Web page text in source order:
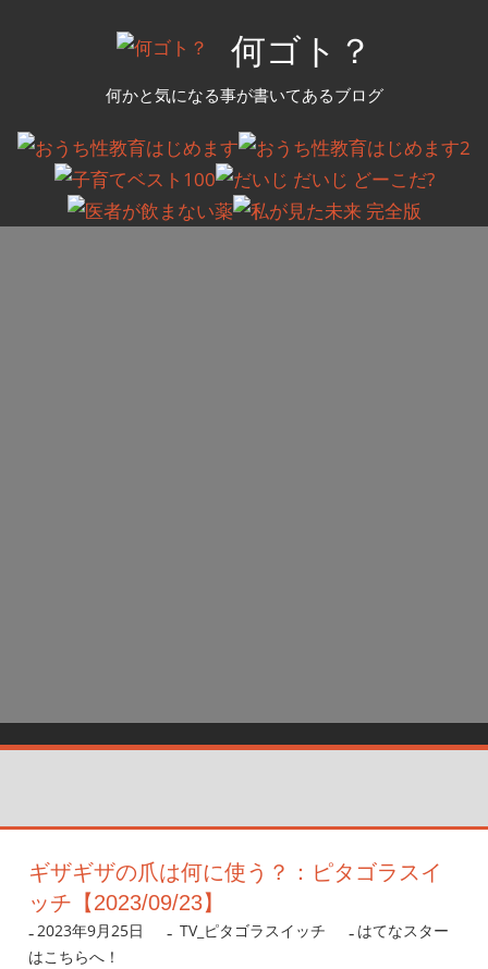
ツ
何ゴト？
何かと気になる事が書いてあるブログ
ギザギザの爪は何に使う？：ピタゴラスイ
ッチ【2023/09/23】
2023年9月25日 nanigoto
TV_ピタゴラスイッチ
はてなスター
はこちらへ！